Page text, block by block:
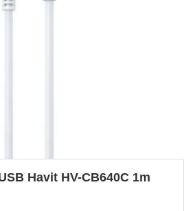
Havit HV-CB640C 1m